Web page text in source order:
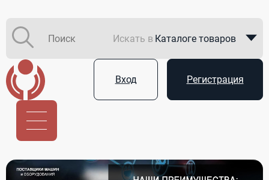
Искать в Каталоге товаров
Вход Регистрация